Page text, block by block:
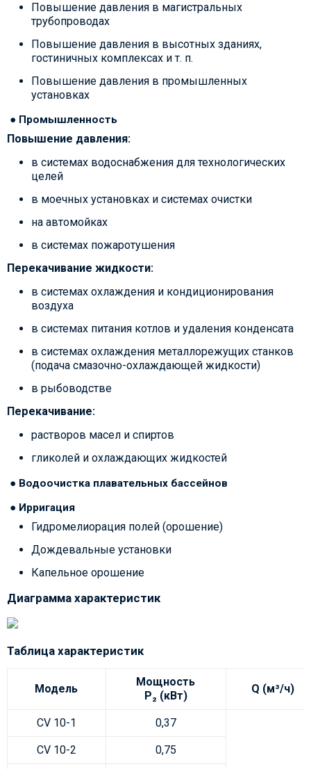
Повышение давления в магистральных
трубопроводах
Повышение давления в высотных зданиях,
гостиничных комплексах и т. п.
Повышение давления в промышленных
установках
● Промышленность
Повышение давления:
в системах водоснабжения для технологических
целей
в моечных установках и системах очистки
на автомойках
в системах пожаротушения
Перекачивание жидкости:
в системах охлаждения и кондиционирования
воздуха
в системах питания котлов и удаления конденсата
в системах охлаждения металлорежущих станков
(подача смазочно-охлаждающей жидкости)
в рыбоводстве
Перекачивание:
растворов масел и спиртов
гликолей и охлаждающих жидкостей
● Водоочистка плавательных бассейнов
● Ирригация
Гидромелиорация полей (орошение)
Дождевальные установки
Капельное орошение
Диаграмма характеристик
Таблица характеристик
Модель
Мощность
P₂ (кВт)
Q (м³/ч)
CV 10-1 0,37
CV 10-2 0,75